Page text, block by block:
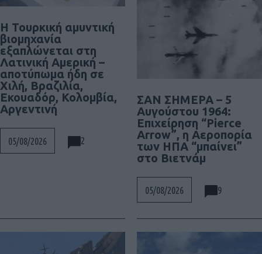
Η Τουρκική αμυντική
βιομηχανία
εξαπλώνεται στη
Λατινική Αμερική –
αποτύπωμα ήδη σε
Χιλή, Βραζιλία,
Εκουαδόρ, Κολομβία,
Αργεντινή
05/08/2026 2
ΣΑΝ ΣΗΜΕΡΑ – 5
Αυγούστου 1964:
Επιχείρηση “Pierce
Arrow”, η Αεροπορία
των ΗΠΑ “μπαίνει”
στο Βιετνάμ
05/08/2026 9